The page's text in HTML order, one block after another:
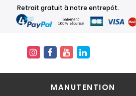
Retrait gratuit à notre entrepôt.
MANUTENTION